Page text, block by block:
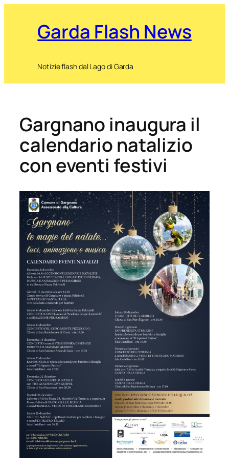
Garda Flash News
Notizie flash dal Lago di Garda
Gargnano inaugura il
calendario natalizio
con eventi festivi